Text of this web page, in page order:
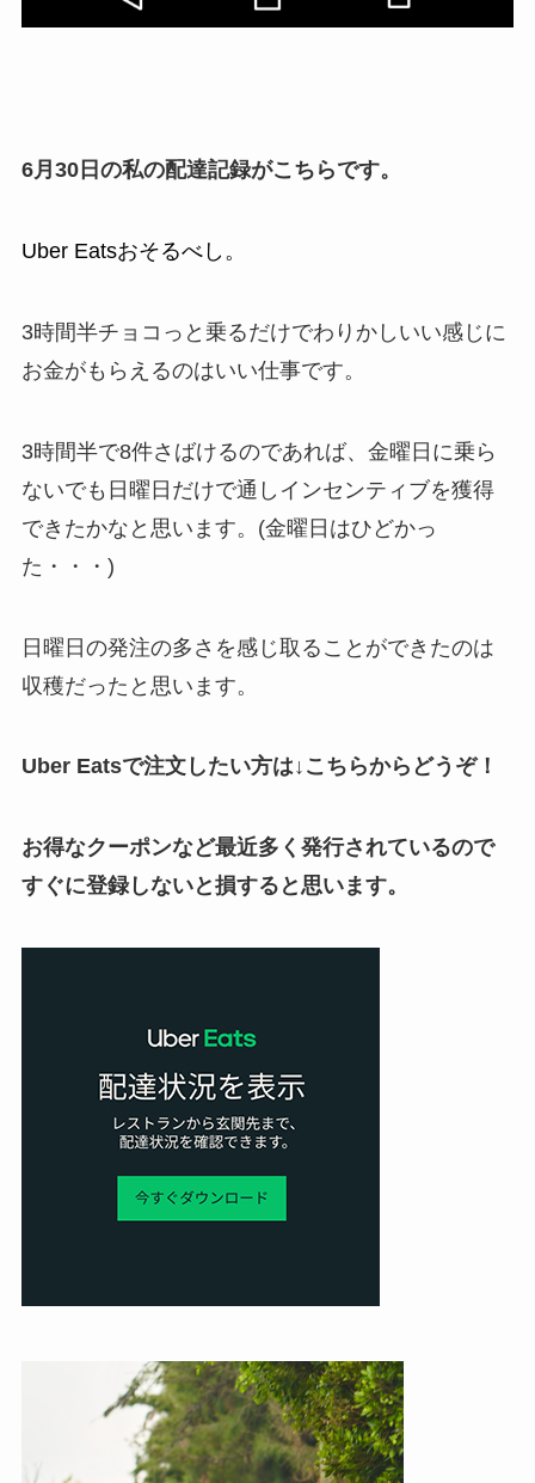
6月30日の私の配達記録がこちらです。
Uber Eatsおそるべし。
3時間半チョコっと乗るだけでわりかしいい感じに
お金がもらえるのはいい仕事です。
3時間半で8件さばけるのであれば、金曜日に乗ら
ないでも日曜日だけで通しインセンティブを獲得
できたかなと思います。(金曜日はひどかっ
た・・・)
日曜日の発注の多さを感じ取ることができたのは
収穫だったと思います。
Uber Eatsで注文したい方は↓こちらからどうぞ！
お得なクーポンなど最近多く発行されているので
すぐに登録しないと損すると思います。